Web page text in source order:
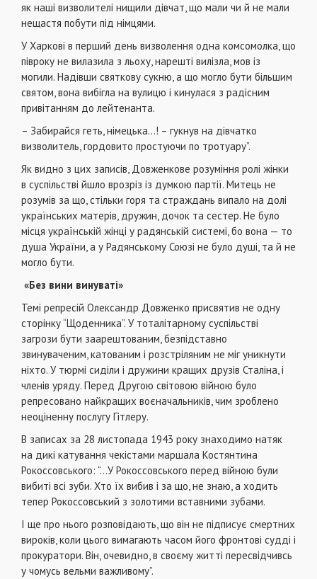
як наші визволителі нищили дівчат, що мали чи й не мали
нещастя побути під німцями.
У Харкові в перший день визволення одна комсомолка, що
півроку не вилазила з льоху, нарешті вилізла, мов із
могили. Надівши святкову сукню, а що могло бути більшим
святом, вона вибігла на вулицю і кинулася з радісним
привітанням до лейтенанта.
– Забирайся геть, німецька…! – гукнув на дівчатко
визволитель, гордовито простуючи по тротуару”.
Як видно з цих записів, Довженкове розуміння ролі жінки
в суспільстві йшло врозріз із думкою партії. Митець не
розумів за що, стільки горя та страждань випало на долі
українських матерів, дружин, дочок та сестер. Не було
місця українській жінці у радянській системі, бо вона — то
душа України, а у Радянському Союзі не було душі, та й не
могло бути.
«Без вини винуваті»
Темі репресій Олександр Довженко присвятив не одну
сторінку “Щоденника”. У тоталітарному суспільстві
загрози бути заарештованим, безпідставно
звинуваченим, катованим і розстріляним не міг уникнути
ніхто. У тюрмі сиділи і дружини кращих друзів Сталіна, і
членів уряду. Перед Другою світовою війною було
репресовано найкращих воєначальників, чим зроблено
неоціненну послугу Гітлеру.
В записах за 28 листопада 1943 року знаходимо натяк
на дикі катування чекістами маршала Костянтина
Рокоссовського: “…У Рокоссовського перед війною були
вибиті всі зуби. Хто їх вибив і за що, не знаю, а ходить
тепер Рокоссовський з золотими вставними зубами.
І ще про нього розповідають, що він не підписує смертних
вироків, коли цього вимагають часом його фронтові судді і
прокуратори. Він, очевидно, в своєму житті пересвідчивсь
у чомусь вельми важливому”.